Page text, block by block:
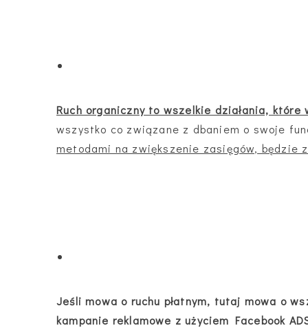
Ruch organiczny to wszelkie działania, które
wszystko co związane z dbaniem o swoje
metodami na zwiększenie zasięgów, będzie
Jeśli mowa o ruchu płatnym, tutaj mowa o
kampanie reklamowe z użyciem Facebook